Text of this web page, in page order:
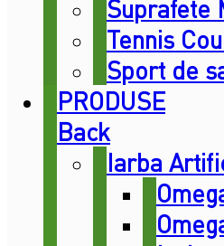
Suprafete
Tennis
Sport de
PRODUSE
Back
Iarba